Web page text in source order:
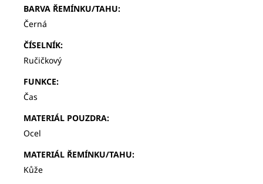
BARVA ŘEMÍNKU/TAHU:
Černá
ČÍSELNÍK:
Ručičkový
FUNKCE:
Čas
MATERIÁL POUZDRA:
Ocel
MATERIÁL ŘEMÍNKU/TAHU:
Kůže